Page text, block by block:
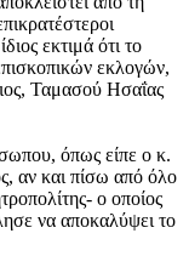
εκτιμά ότι το
εκλογών,
Ταμασού Ησαΐας
όπως είπε ο κ.
αν και πίσω από όλο
ο οποίος
να αποκαλύψει το